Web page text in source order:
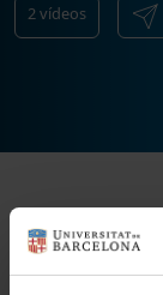
2vídeos
Ordenar